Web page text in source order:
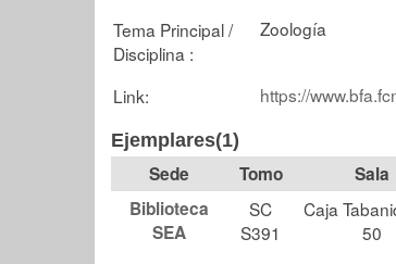
Tema Principal /
Disciplina :
Zoología
Link: https://
Ejemplares(1)
Tomo Sala
Biblioteca
SEA
SC
S391
Caja
50